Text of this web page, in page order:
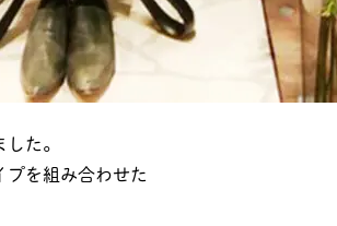
た。
プを組み合わせた